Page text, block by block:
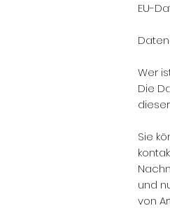
EU-
Wer
Die
Sie
und
von